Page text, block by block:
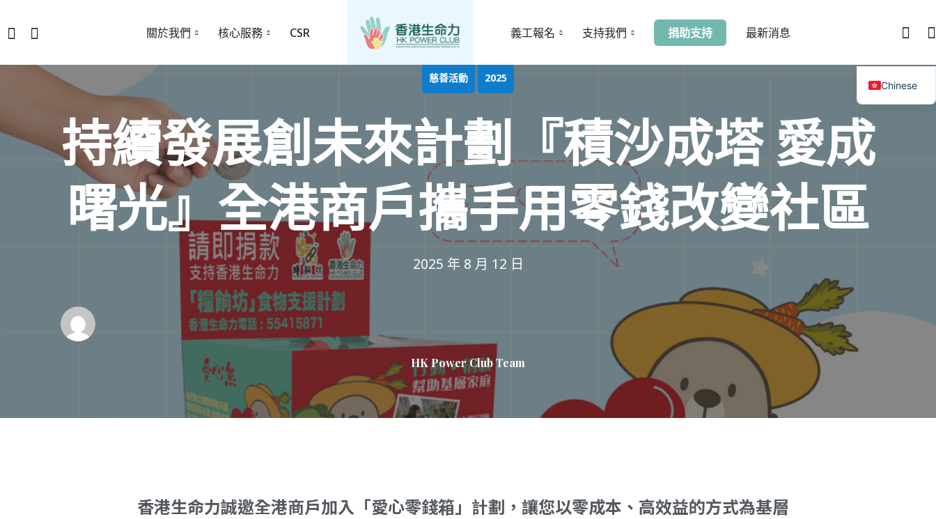
關於我們 核心服務 CSR 義工報名 支持我們 捐助支持 最新消息
慈善活動 2025
持續發展創未來計劃『積沙成塔 愛成
曙光』全港商戶攜手用零錢改變社區
2025 年 8 月 12 日
HK Power Club Team
香港生命力誠邀全港商戶加入「愛心零錢箱」計劃，讓您以零成本、高效益的方式為基層
Chinese